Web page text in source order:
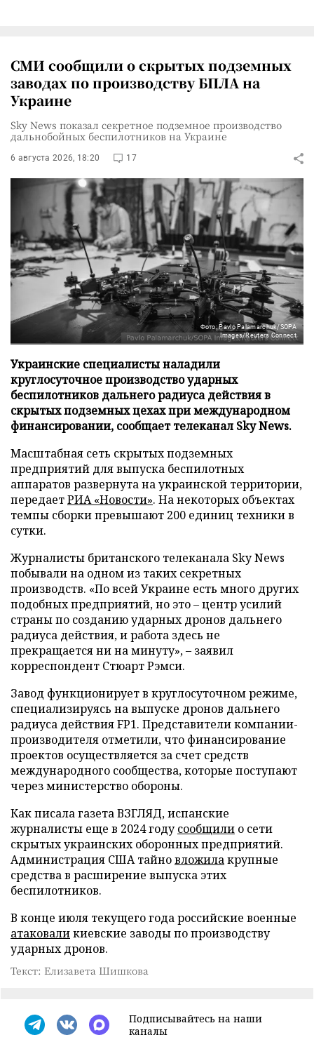
СМИ сообщили о скрытых подземных
заводах по производству БПЛА на
Украине
Sky News показал секретное подземное производство
дальнобойных беспилотников на Украине
6 августа 2026, 18:20 17
Фото: Pavlo Palamarchuk/SOPA
Images/Reuters Connect
Украинские специалисты наладили
круглосуточное производство ударных
беспилотников дальнего радиуса действия в
скрытых подземных цехах при международном
финансировании, сообщает телеканал Sky News.
Масштабная сеть скрытых подземных
предприятий для выпуска беспилотных
аппаратов развернута на украинской территории,
передаетРИА «Новости». На некоторых объектах
темпы сборки превышают 200 единиц техники в
сутки.
Журналисты британского телеканала Sky News
побывали на одном из таких секретных
производств. «По всей Украине есть много других
подобных предприятий, но это – центр усилий
страны по созданию ударных дронов дальнего
радиуса действия, и работа здесь не
прекращается ни на минуту», – заявил
корреспондент Стюарт Рэмси.
Завод функционирует в круглосуточном режиме,
специализируясь на выпуске дронов дальнего
радиуса действия FP1. Представители компании-
производителя отметили, что финансирование
проектов осуществляется за счет средств
международного сообщества, которые поступают
через министерство обороны.
Как писала газета ВЗГЛЯД, испанские
журналисты еще в 2024 годусообщили о сети
скрытых украинских оборонных предприятий.
Администрация США тайновложилакрупные
средства в расширение выпуска этих
беспилотников.
В конце июля текущего года российские военные
атаковаликиевские заводы по производству
ударных дронов.
Текст: Елизавета Шишкова
Подписывайтесь на наши
каналы